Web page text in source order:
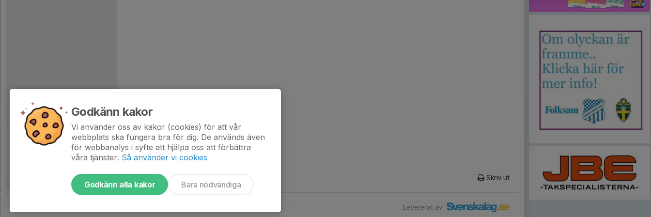
Skriv ut
Levererat av
Godkänn kakor
Vi använder oss av kakor (cookies) för att vår
webbplats ska fungera bra för dig. De används även
för webbanalys i syfte att hjälpa oss att förbättra
våra tjänster. Så använder vi cookies
Godkänn alla kakor Bara nödvändiga